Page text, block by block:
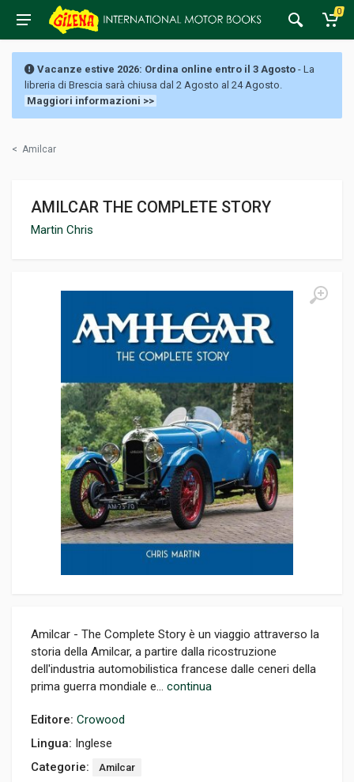
0
Vacanze estive 2026: Ordina online entro il 3 Agosto - La
libreria di Brescia sarà chiusa dal 2 Agosto al 24 Agosto.
Maggiori informazioni >>
< Amilcar
AMILCAR THE COMPLETE STORY
Martin Chris
Amilcar - The Complete Story è un viaggio attraverso la
storia della Amilcar, a partire dalla ricostruzione
dell'industria automobilistica francese dalle ceneri della
prima guerra mondiale e... continua
Editore: Crowood
Lingua: Inglese
Categorie:
Amilcar